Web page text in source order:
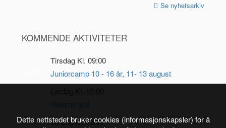
Se nyhetsarkiv
KOMMENDE AKTIVITETER
Tirsdag Kl. 09:00
Juniorcamp 10 - 16 år, 11- 13 august
5
Lørdag Kl. 10:00
Dette nettstedet bruker cookies (informasjonskapsler) for å